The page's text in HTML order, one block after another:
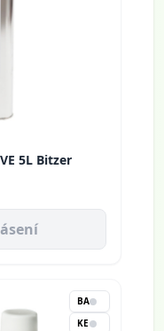
5L Bitzer
BA
KE